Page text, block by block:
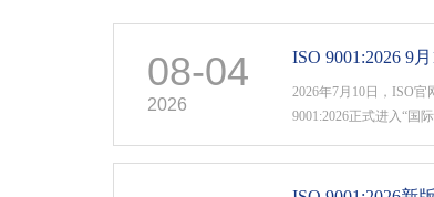
08-04
2026
2026年7月10日，ISO
9001:2026正式进入“国
票反对。新版标准预计
心丸：ISO 9001···